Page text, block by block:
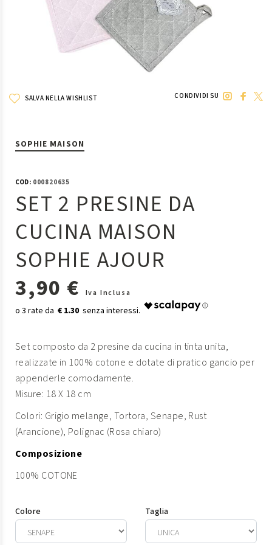
SALVA NELLA WISHLIST CONDIVIDI SU
SOPHIE MAISON
COD:000820635
SET 2 PRESINE DA
CUCINA MAISON
SOPHIE AJOUR
3,90 €
Iva Inclusa
€ 1.30
Set composto da 2 presine da cucina in tinta unita,
realizzate in 100% cotone e dotate di pratico gancio per
appenderle comodamente.
Misure: 18 X 18 cm
Colori: Grigio melange, Tortora, Senape, Rust
(Arancione), Polignac (Rosa chiaro)
Composizione
100% COTONE
Colore Taglia